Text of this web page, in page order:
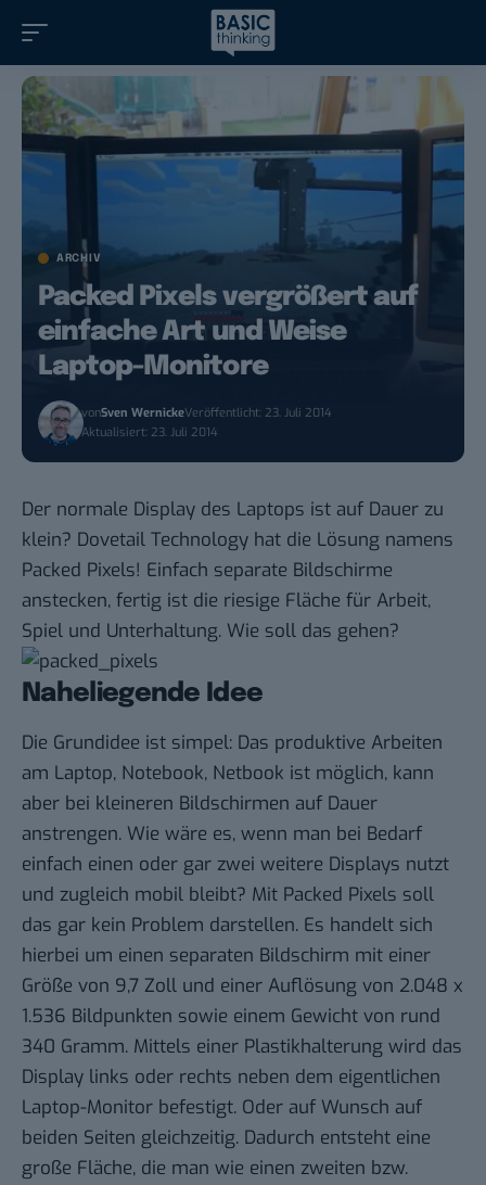
ARCHIV
Packed Pixels vergrößert auf
einfache Art und Weise
Laptop-Monitore
vonSven WernickeVeröffentlicht: 23. Juli 2014
Aktualisiert: 23. Juli 2014
Der normale Display des Laptops ist auf Dauer zu
klein? Dovetail Technology hat die Lösung namens
Packed Pixels! Einfach separate Bildschirme
anstecken, fertig ist die riesige Fläche für Arbeit,
Spiel und Unterhaltung. Wie soll das gehen?
Naheliegende Idee
Die Grundidee ist simpel: Das produktive Arbeiten
am Laptop, Notebook, Netbook ist möglich, kann
aber bei kleineren Bildschirmen auf Dauer
anstrengen. Wie wäre es, wenn man bei Bedarf
einfach einen oder gar zwei weitere Displays nutzt
und zugleich mobil bleibt? Mit Packed Pixels soll
das gar kein Problem darstellen. Es handelt sich
hierbei um einen separaten Bildschirm mit einer
Größe von 9,7 Zoll und einer Auflösung von 2.048 x
1.536 Bildpunkten sowie einem Gewicht von rund
340 Gramm. Mittels einer Plastikhalterung wird das
Display links oder rechts neben dem eigentlichen
Laptop-Monitor befestigt. Oder auf Wunsch auf
beiden Seiten gleichzeitig. Dadurch entsteht eine
große Fläche, die man wie einen zweiten bzw.